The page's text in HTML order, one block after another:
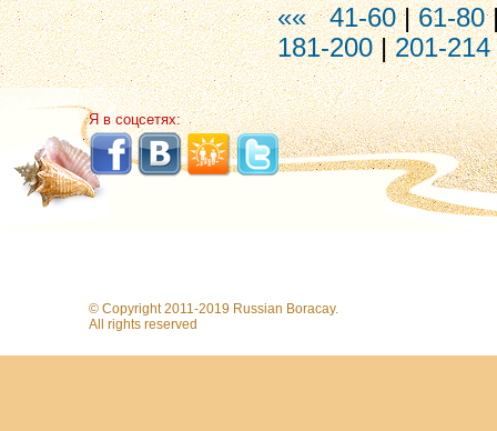
«« 41-60|61-80
181-200|201-214
Я в соцсетях:
© Copyright 2011-2019 Russian Boracay.
All rights reserved